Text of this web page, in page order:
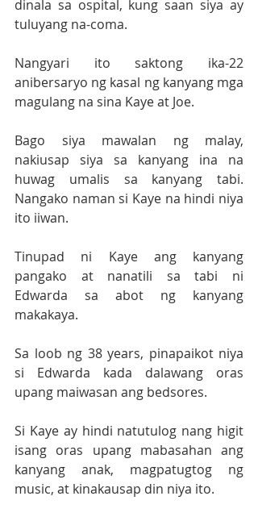
dinala sa ospital, kung saan siya ay
tuluyang na-coma.
Nangyari ito saktong ika-22
anibersaryo ng kasal ng kanyang mga
magulang na sina Kaye at Joe.
Bago siya mawalan ng malay,
nakiusap siya sa kanyang ina na
huwag umalis sa kanyang tabi.
Nangako naman si Kaye na hindi niya
ito iiwan.
Tinupad ni Kaye ang kanyang
pangako at nanatili sa tabi ni
Edwarda sa abot ng kanyang
makakaya.
Sa loob ng 38 years, pinapaikot niya
si Edwarda kada dalawang oras
upang maiwasan ang bedsores.
Si Kaye ay hindi natutulog nang higit
isang oras upang mabasahan ang
kanyang anak, magpatugtog ng
music, at kinakausap din niya ito.